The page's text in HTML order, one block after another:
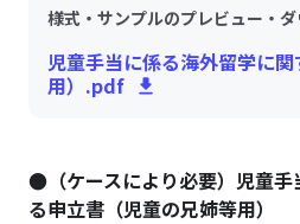
様式・サンプルのプレビュー・
児童手当に係る海外留学に
用）.pdf
●（ケースにより必要）児童手
る申立書（児童の兄姉等用）